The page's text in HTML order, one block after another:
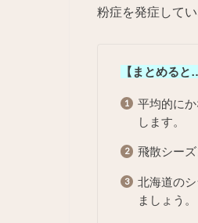
粉症を発症して
【まとめる
平均的に
します。
飛散シー
北海道の
ましょう。